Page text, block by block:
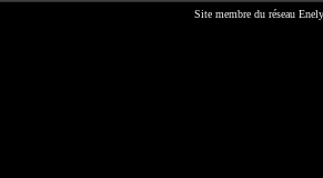
Site membre du réseau